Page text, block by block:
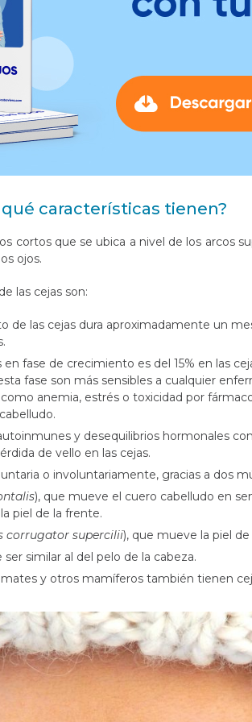
qué características tienen?
cortos que se ubica a nivel de los arcos
ojos.
las cejas son:
de las cejas dura aproximadamente un
fase de crecimiento es del 15% en las
fase son más sensibles a cualquier
anemia, estrés o toxicidad por
y desequilibrios hormonales
de vello en las cejas.
o involuntariamente, gracias a dos
), que mueve el cuero cabelludo en
piel de la frente.
corrugator supercilii), que mueve la piel de
ser similar al del pelo de la cabeza.
y otros mamíferos también tienen